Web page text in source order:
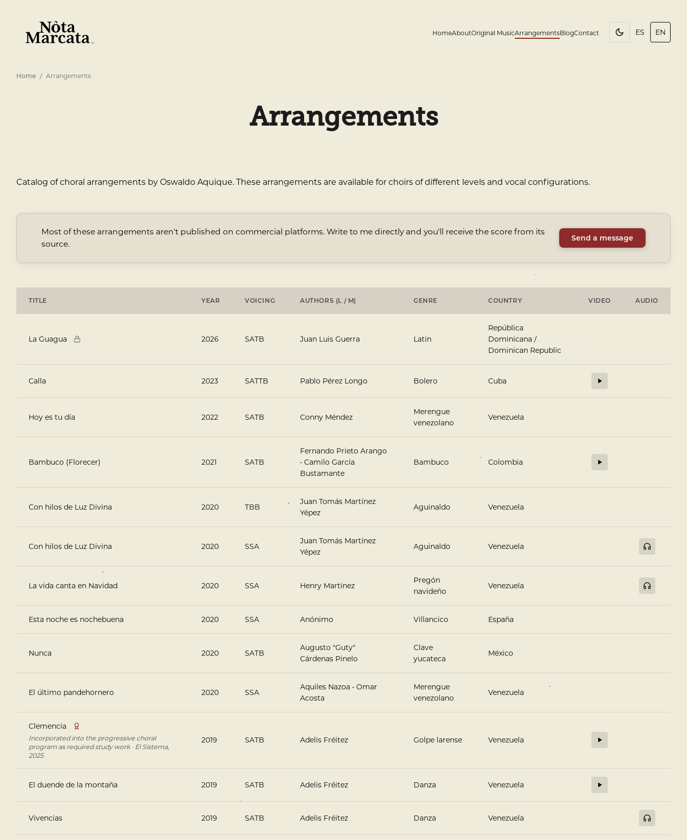
HomeAboutOriginal MusicArrangementsBlogContact ES EN
Home Arrangements
Arrangements
Catalog of choral arrangements by Oswaldo Aquique. These arrangements are available for choirs of different levels and vocal configurations.
Most of these arrangements aren't published on commercial platforms. Write to me directly and you'll receive the score from its
source.
Send a message
TITLE YEAR VOICING AUTHORS (L / M) GENRE COUNTRY VIDEO AUDIO
La Guagua 2026 SATB Juan Luis Guerra Latin
República
Dominicana /
Dominican Republic
Calla 2023 SATTB Pablo Pérez Longo Bolero Cuba
Hoy es tu día 2022 SATB Conny Méndez
Merengue
venezolano
Venezuela
Bambuco (Florecer) 2021 SATB
Fernando Prieto Arango
• Camilo García
Bustamante
Bambuco Colombia
Con hilos de Luz Divina 2020 TBB
Juan Tomás Martínez
Yépez
Aguinaldo Venezuela
Con hilos de Luz Divina 2020 SSA
Juan Tomás Martínez
Yépez
Aguinaldo Venezuela
La vida canta en Navidad 2020 SSA Henry Martínez
Pregón
navideño
Venezuela
Esta noche es nochebuena 2020 SSA Anónimo Villancico España
Nunca 2020 SATB
Augusto "Guty"
Cárdenas Pinelo
Clave
yucateca
México
El último pandehornero 2020 SSA
Aquiles Nazoa • Omar
Acosta
Merengue
venezolano
Venezuela
Clemencia
Incorporated into the progressive choral
program as required study work · El Sistema,
2025
2019 SATB Adelis Fréitez Golpe larense Venezuela
El duende de la montaña 2019 SATB Adelis Fréitez Danza Venezuela
Vivencias 2019 SATB Adelis Fréitez Danza Venezuela